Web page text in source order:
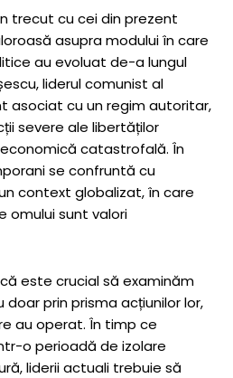
trecut cu cei din prezent
asupra modului în care
au evoluat de-a lungul
liderul comunist al
asociat cu un regim autoritar,
severe ale libertăților
catastrofală. În
se confruntă cu
context globalizat, în care
omului sunt valori
este crucial să examinăm
prin prisma acțiunilor lor,
au operat. În timp ce
o perioadă de izolare
liderii actuali trebuie să